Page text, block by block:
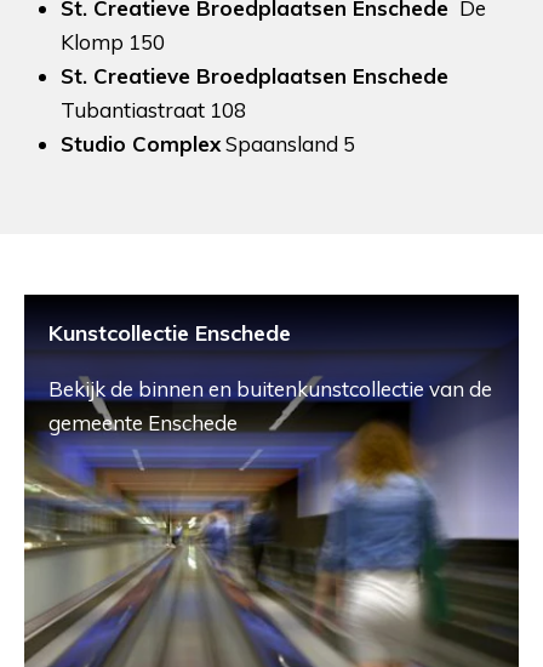
St. Creatieve Broedplaatsen Enschede De
Klomp 150
St. Creatieve Broedplaatsen Enschede
Tubantiastraat 108
Studio ComplexSpaansland 5
Kunstcollectie Enschede
Bekijk de binnen en buitenkunstcollectie van de
gemeente Enschede